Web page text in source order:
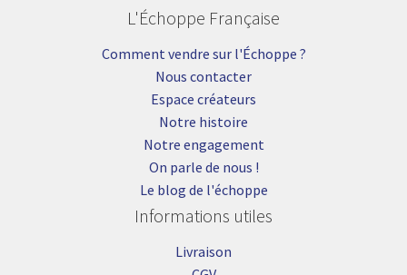
L'Échoppe Française
Comment vendre sur l'Échoppe ?
Nous contacter
Espace créateurs
Notre histoire
Notre engagement
On parle de nous !
Le blog de l'échoppe
Informations utiles
Livraison